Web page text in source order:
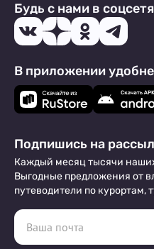
Будь с нами в
В приложении
Подпишись на
Каждый месяц тысячи
Выгодные предложения от
путеводители по курортам,